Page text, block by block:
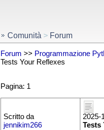
Comunità > Forum
Forum >> Programmazione
Tests Your Reflexes
Pagina: 1
Scritto da
jennikim266
2025-
Tests